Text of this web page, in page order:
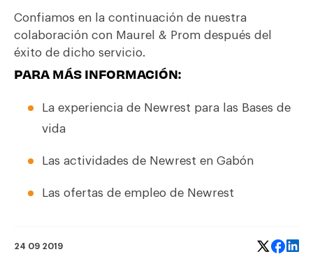
Confiamos en la continuación de nuestra
colaboración con Maurel & Prom después del
éxito de dicho servicio.
PARA MÁS INFORMACIÓN:
La experiencia de Newrest para las Bases de
vida
Las actividades de Newrest en Gabón
Las ofertas de empleo de Newrest
24 09 2019